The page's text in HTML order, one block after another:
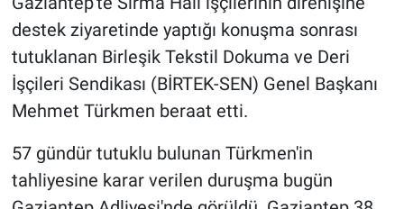
destek ziyaretinde yaptığı konuşma sonrası
tutuklanan Birleşik Tekstil Dokuma ve Deri
İşçileri Sendikası (BİRTEK-SEN) Genel Başkanı
Mehmet Türkmen beraat etti.
57 gündür tutuklu bulunan Türkmen'in
tahliyesine karar verilen duruşma bugün